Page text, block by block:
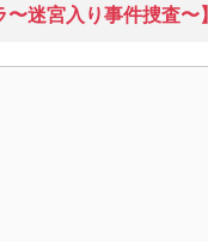
迷宮入り事件捜査〜】